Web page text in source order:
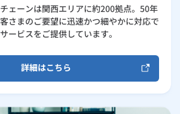
ェーンは関西エリアに約200拠点。50年
さまのご要望に迅速かつ細やかに対応で
ービスをご提供しています。
詳細はこちら